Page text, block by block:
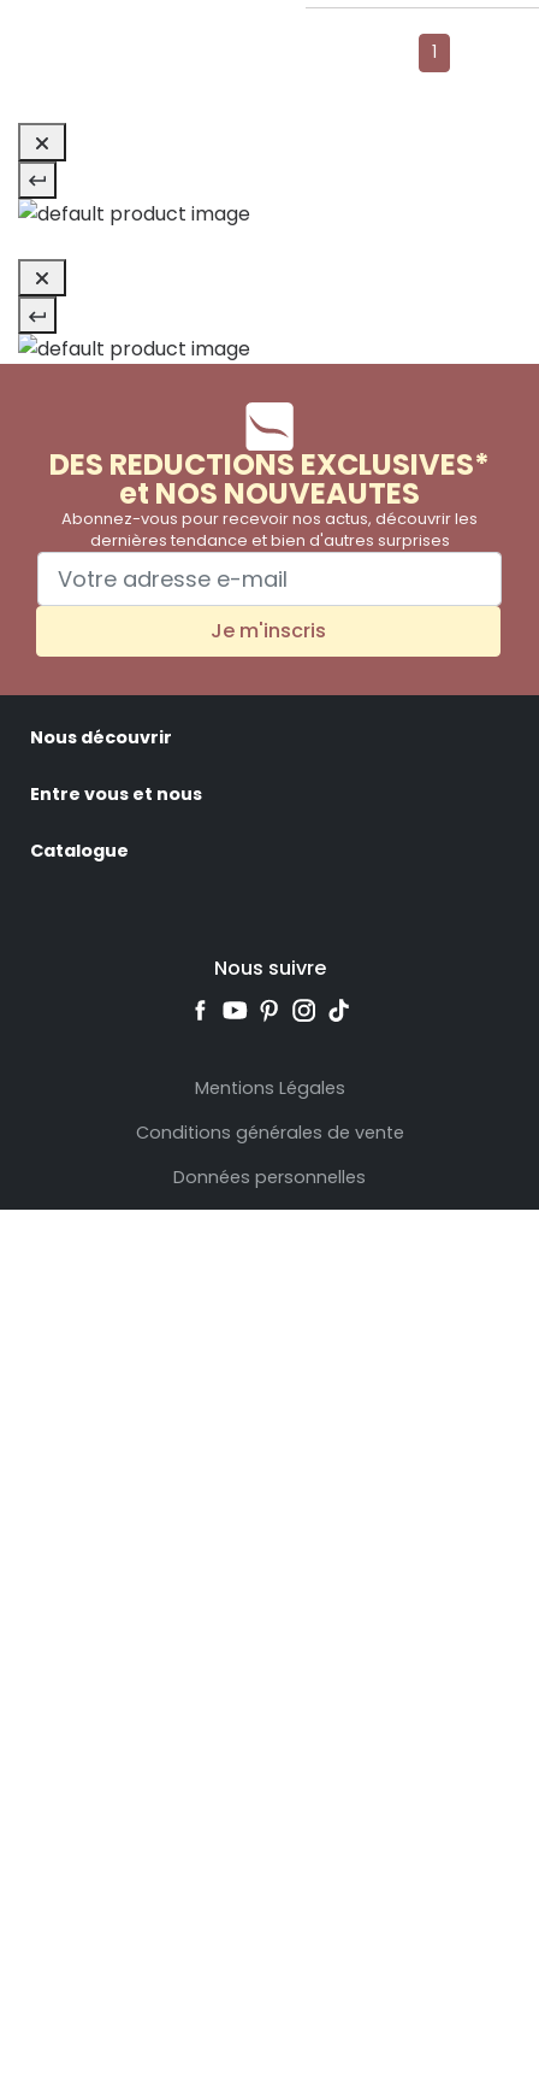
1
DES REDUCTIONS EXCLUSIVES*
et NOS NOUVEAUTES
Abonnez-vous pour recevoir nos actus, découvrir les
dernières tendance et bien d'autres surprises
Je m'inscris
Nous découvrir
Entre vous et nous
Catalogue
Nous suivre
Mentions Légales
Conditions générales de vente
Données personnelles